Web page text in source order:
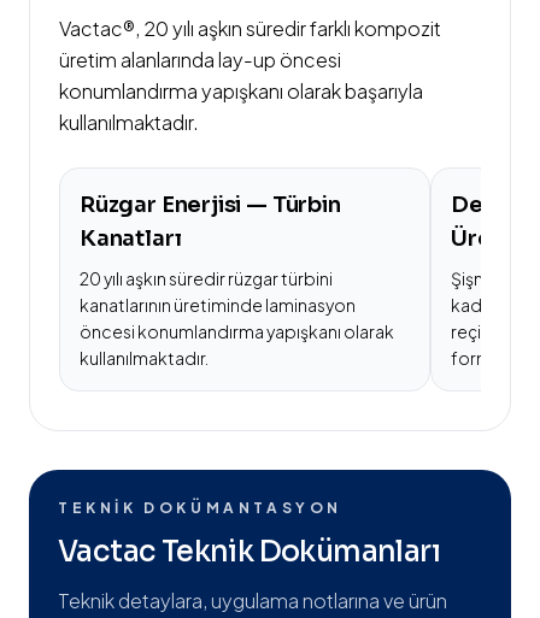
Vactac®, 20 yılı aşkın süredir farklı kompozit
üretim alanlarında lay-up öncesi
konumlandırma yapışkanı olarak başarıyla
kullanılmaktadır.
Rüzgar Enerjisi — Türbin
Kanatları
20 yılı aşkın süredir rüzgar türbini
kanatlarının üretiminde laminasyon
öncesi konumlandırma yapışkanı olarak
kullanılmaktadır.
Üretimi
Şişme
kadar
reçine pip
formüller
TEKNIK DOKÜMANTASYON
Vactac Teknik Dokümanları
Teknik detaylara, uygulama notlarına ve ürün